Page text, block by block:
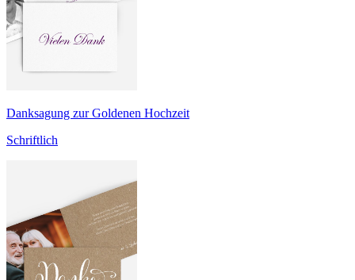
Danksagung zur Goldenen Hochzeit
Schriftlich